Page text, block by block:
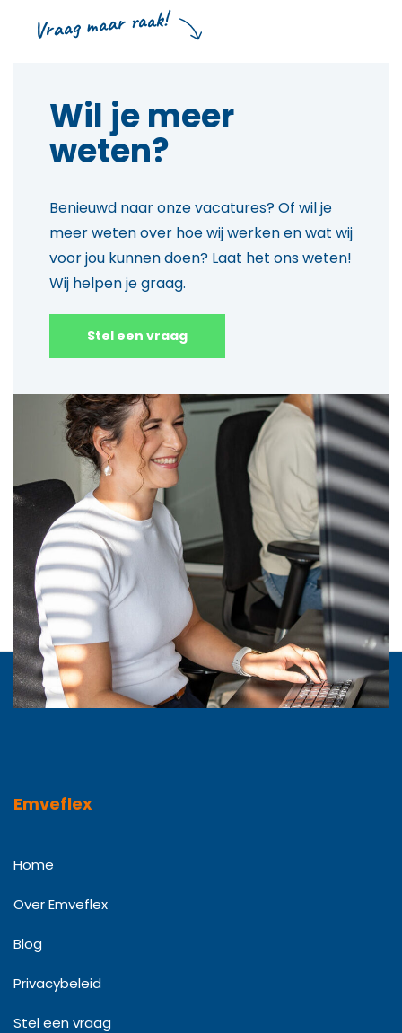
Vraag maar raak!
Wil je meer
weten?
Benieuwd naar onze vacatures? Of wil je
meer weten over hoe wij werken en wat wij
voor jou kunnen doen? Laat het ons weten!
Wij helpen je graag.
Stel een vraag
Emveflex
Home
Over Emveflex
Blog
Privacybeleid
Stel een vraag